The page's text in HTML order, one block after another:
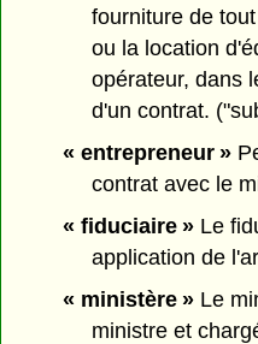
fourniture de
ou la location
opérateur, dans
d'un contrat.
« entrepreneur »
contrat avec le
« fiduciaire »Le
application de
« ministère »Le
ministre et